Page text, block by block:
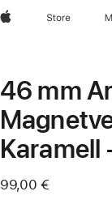
Apple Store
46 mm
Karamell
99,00 €